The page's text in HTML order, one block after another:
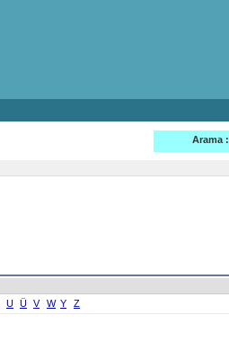
Arama :
U Ü V W Y Z